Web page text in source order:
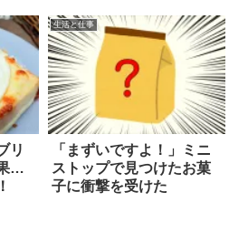
リ
…
生活と仕事
「まずいですよ！」ミニ
ストップで見つけたお菓
子に衝撃を受けた